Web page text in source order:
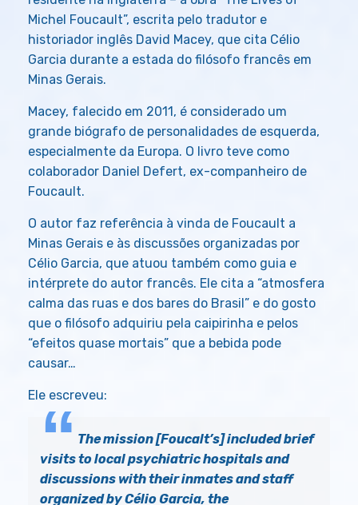
Michel Foucault”, escrita pelo tradutor e
historiador inglês David Macey, que cita Célio
Garcia durante a estada do filósofo francês em
Minas Gerais.
Macey, falecido em 2011, é considerado um
grande biógrafo de personalidades de esquerda,
especialmente da Europa. O livro teve como
colaborador Daniel Defert, ex-companheiro de
Foucault.
O autor faz referência à vinda de Foucault a
Minas Gerais e às discussões organizadas por
Célio Garcia, que atuou também como guia e
intérprete do autor francês. Ele cita a “atmosfera
calma das ruas e dos bares do Brasil” e do gosto
que o filósofo adquiriu pela caipirinha e pelos
“efeitos quase mortais” que a bebida pode
causar…
Ele escreveu:
The mission [Foucalt’s] included brief
visits to local psychiatric hospitals and
discussions with their inmates and staff
organized by Célio Garcia, the